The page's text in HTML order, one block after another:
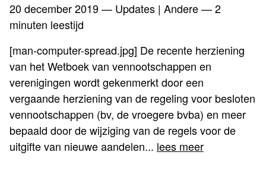
20 december 2019— Updates | Andere — 2
minuten leestijd
[man-computer-spread.jpg] De recente herziening
van het Wetboek van vennootschappen en
verenigingen wordt gekenmerkt door een
vergaande herziening van de regeling voor besloten
vennootschappen (bv, de vroegere bvba) en meer
bepaald door de wijziging van de regels voor de
uitgifte van nieuwe aandelen... lees meer